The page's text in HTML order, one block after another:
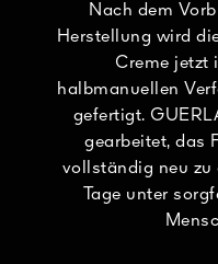
Nach dem
Herstellung wird
Creme jetzt
halbmanuellen
gefertigt.
gearbeitet, das
vollständig neu zu
Tage unter